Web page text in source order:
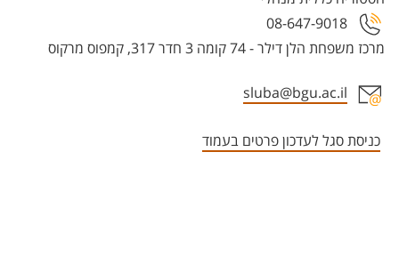
מרכז משפחת הלן דילר - 74 קומה 3 חדר 317, קמפוס מרקוס
08-647-9018
sluba@bgu.ac.il
כניסת סגל לעדכון פרטים בעמוד